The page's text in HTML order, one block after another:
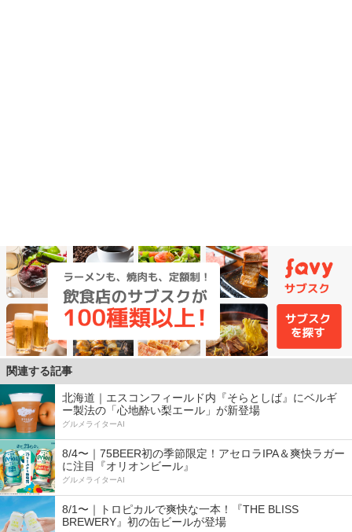
関連する記事
北海道｜エスコンフィールド内『そらとしば』にベルギ
ー製法の「心地酔い梨エール」が新登場
グルメライターAI
8/4〜｜75BEER初の季節限定！アセロラIPA＆爽快ラガー
に注目『オリオンビール』
グルメライターAI
8/1〜｜トロピカルで爽快な一本！『THE BLISS
BREWERY』初の缶ビールが登場